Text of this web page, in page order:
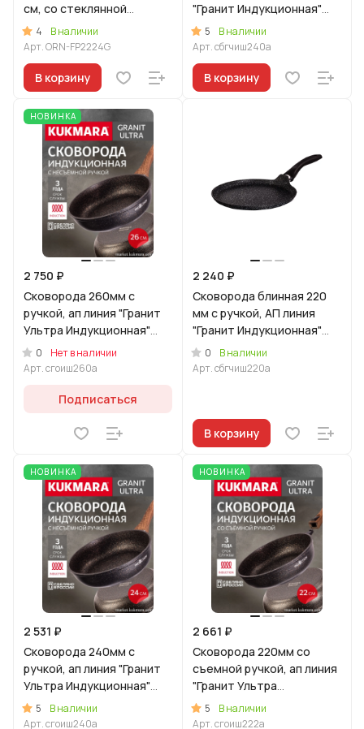
см, со стеклянной
крышкой
4
В наличии
Арт.ORN-FP2224G
В корзину
"Гранит Индукционная"
(черный)
5
В наличии
Арт.сбгчиш240а
В корзину
НОВИНКА
2 750 ₽
Сковорода 260мм с
ручкой, ап линия "Гранит
Ультра Индукционная"
(оригинальный)
0
Нет в наличии
Арт.сгоиш260а
Подписаться
2 240 ₽
Сковорода блинная 220
мм с ручкой, АП линия
"Гранит Индукционная"
(черный)
0
В наличии
Арт.сбгчиш220а
В корзину
НОВИНКА
2 531 ₽
Сковорода 240мм с
ручкой, ап линия "Гранит
Ультра Индукционная"
(оригинальный)
5
В наличии
Арт.сгоиш240а
НОВИНКА
2 661 ₽
Сковорода 220мм со
съемной ручкой, ап линия
"Гранит Ультра
Индукционная"
(оригинальный)
5
В наличии
Арт.сгоиш222а